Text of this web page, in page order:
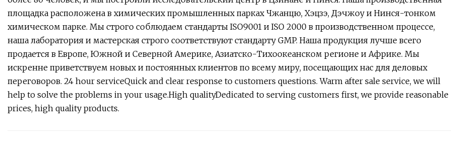
площадка расположена в химических промышленных парках Чжанцю, Хэцзэ, Дэчжоу и Нинся-тонком
химическом парке. Мы строго соблюдаем стандарты ISO9001 и ISO 2000 в производственном процессе,
наша лаборатория и мастерская строго соответствуют стандарту GMP. Наша продукция лучше всего
продается в Европе, Южной и Северной Америке, Азиатско-Тихоокеанском регионе и Африке. Мы
искренне приветствуем новых и постоянных клиентов по всему миру, посещающих нас для деловых
переговоров. 24 hour serviceQuick and clear response to customers questions. Warm after sale service, we will
help to solve the problems in your usage.High qualityDedicated to serving customers first, we provide reasonable
prices, high quality products.